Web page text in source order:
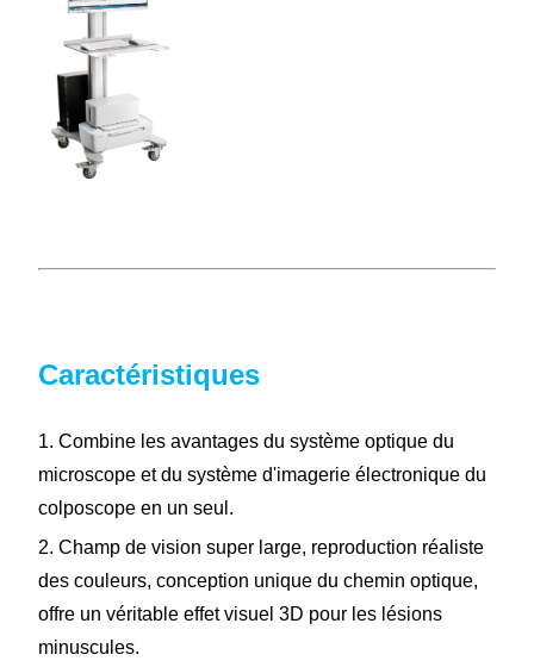
Caractéristiques
1. Combine les avantages du système optique du
microscope et du système d'imagerie électronique du
colposcope en un seul.
2. Champ de vision super large, reproduction réaliste
des couleurs, conception unique du chemin optique,
offre un véritable effet visuel 3D pour les lésions
minuscules.